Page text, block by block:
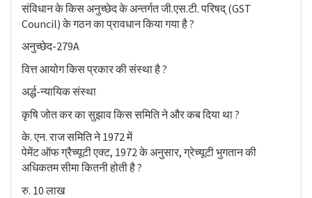
संविधान के किस अनुच्छेद के अन्तर्गत जी.एस.टी. परिषद् (GST
Council) के गठन का प्रावधान किया गया है ?
अनुच्छेद-279A
वित्त आयोग किस प्रकार की संस्था है ?
अर्द्ध-न्यायिक संस्था
कृषि जोत कर का सुझाव किस समिति ने और कब दिया था ?
के. एन. राज समिति ने 1972 में
पेमेंट ऑफ ग्रैच्यूटी एक्ट, 1972 के अनुसार, ग्रेच्यूटी भुगतान की
अधिकतम सीमा कितनी होती है ?
रु. 10 लाख